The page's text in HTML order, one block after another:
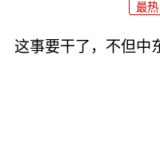
最热
这事要干了，不但中